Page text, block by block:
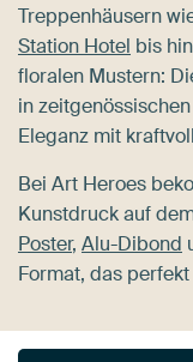
Treppenhäusern
Station Hotel bis
floralen Mustern:
in
Eleganz mit
Bei Art Heroes
Kunstdruck auf
Poster, Alu-Dibond
Format, das